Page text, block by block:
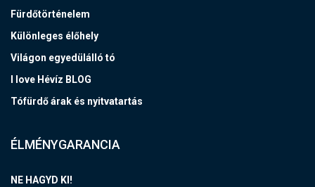
Fürdőtörténelem
Különleges élőhely
Világon egyedülálló tó
I love Hévíz BLOG
Tófürdő árak és nyitvatartás
ÉLMÉNYGARANCIA
NE HAGYD KI!